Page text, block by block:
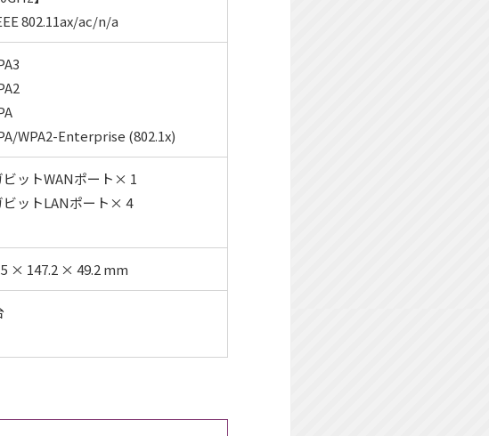
802.11ax/ac/n/a
WPA2-Enterprise (802.1x)
ビットWANポート× 1
ビットLANポート× 4
× 147.2 × 49.2 mm